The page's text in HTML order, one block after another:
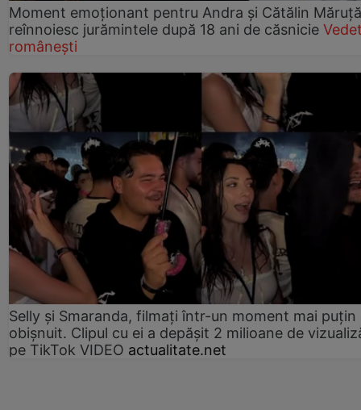
Moment emoționant pentru Andra și Cătălin
reînnoiesc jurămintele după 18 ani de căsnicie
românești
Selly și Smaranda, filmați într-un moment mai puțin
obișnuit. Clipul cu ei a depășit 2 milioane de
pe TikTok VIDEO actualitate.net